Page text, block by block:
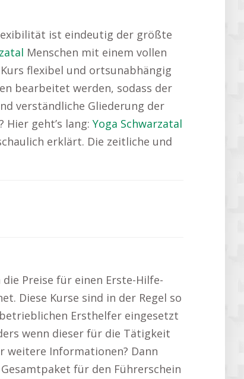
ist eindeutig der größte
Menschen mit einem vollen
flexibel und ortsunabhängig
bearbeitet werden, sodass der
verständliche Gliederung der
geht’s lang: Yoga Schwarzatal
erklärt. Die zeitliche und
die Preise für einen Erste-Hilfe-
Diese Kurse sind in der Regel so
Ersthelfer eingesetzt
wenn dieser für die Tätigkeit
Informationen? Dann
für den Führerschein